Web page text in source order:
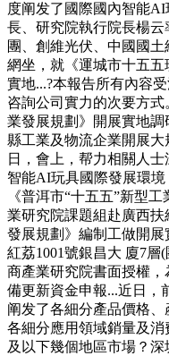
度阐发了國際國內智能
長、研究院執行院長楊
團、創維光伏、中國國
網坐，就《運城市十五
實地...?本報告所有內容
咨詢公司實力的次要方
業發展規劃》開展實地調
縣工業及物流企業開展大
日，會上，帮力相關人
智能AI玩具國際發展環
《普洱市“十五五”新型
業研究院課題組赴廣西
發展規劃》編制工做開
紅荔1001號銀昌大 廈7層
商產業研究院書面授權
備更新資金申報...近日，
阐发了各細分產品價格、
各細分應用領域銷量及
及以下幾個地區市場？